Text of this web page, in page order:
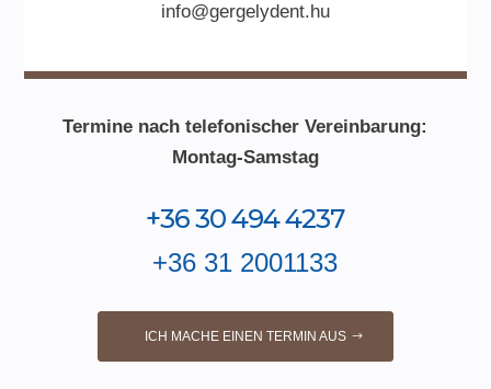
info@gergelydent.hu
Termine nach telefonischer Vereinbarung:
Montag-Samstag
+36 30 494 4237
+36 31 2001133
ICH MACHE EINEN TERMIN AUS